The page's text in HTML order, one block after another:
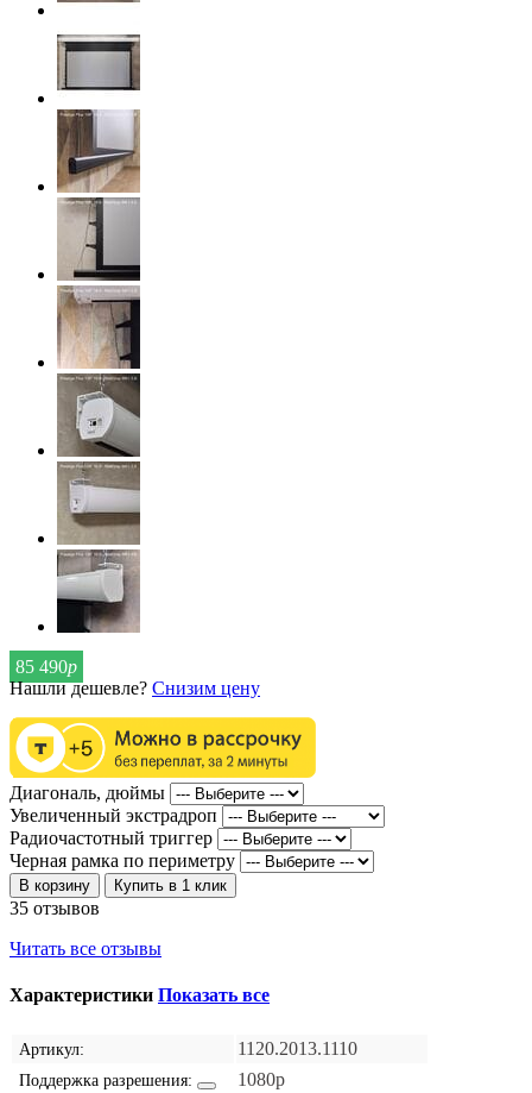
85 490р
Нашли дешевле? Снизим цену
Диагональ, дюймы
Увеличенный экстрадроп
Радиочастотный триггер
Черная рамка по периметру
В корзину Купить в 1 клик
35 отзывов
Читать все отзывы
Характеристики Показать все
Артикул: 1120.2013.1110
Поддержка разрешения: 1080p